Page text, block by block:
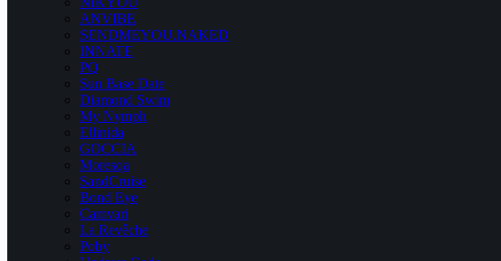
ANVIBE
SENDMEYOU.NAKED
INNATE
PQ
Sun Base Date
Diamond Swim
My Nymph
Ellinida
GOCCIA
Moresqa
SandCruise
Bond Eye
Camvari
La Revêche
Poby